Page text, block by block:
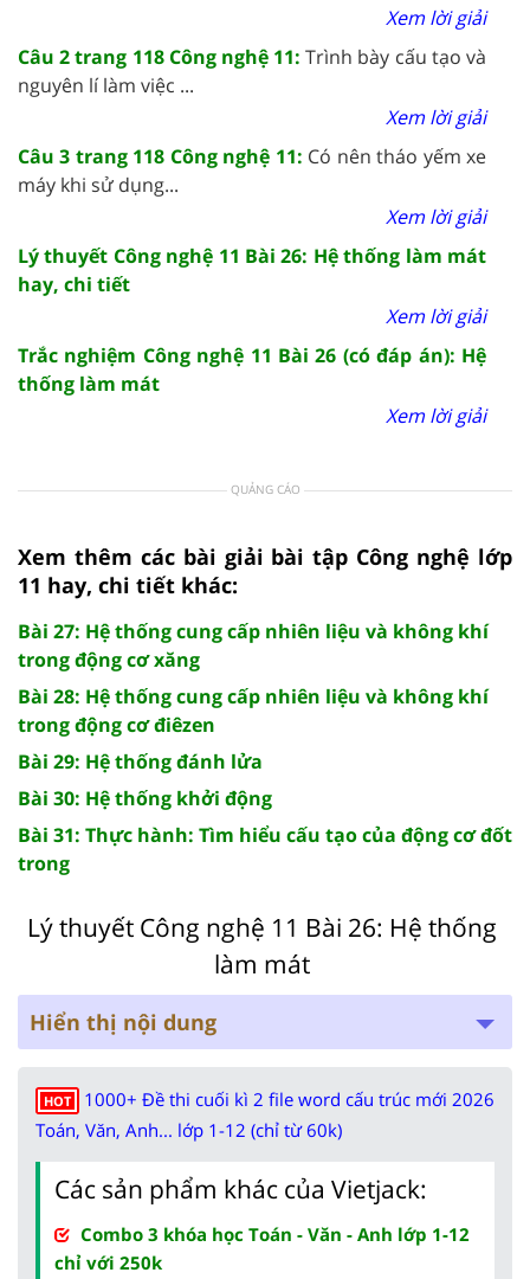
Xem lời giải
Câu 2 trang 118 Công nghệ 11: Trình bày cấu tạo và
nguyên lí làm việc ...
Xem lời giải
Câu 3 trang 118 Công nghệ 11: Có nên tháo yếm xe
máy khi sử dụng...
Xem lời giải
Lý thuyết Công nghệ 11 Bài 26: Hệ thống làm mát
hay, chi tiết
Xem lời giải
Trắc nghiệm Công nghệ 11 Bài 26 (có đáp án): Hệ
thống làm mát
Xem lời giải
QUẢNG CÁO
Xem thêm các bài giải bài tập Công nghệ lớp
11 hay, chi tiết khác:
Bài 27: Hệ thống cung cấp nhiên liệu và không khí
trong động cơ xăng
Bài 28: Hệ thống cung cấp nhiên liệu và không khí
trong động cơ điêzen
Bài 29: Hệ thống đánh lửa
Bài 30: Hệ thống khởi động
Bài 31: Thực hành: Tìm hiểu cấu tạo của động cơ đốt
trong
Lý thuyết Công nghệ 11 Bài 26: Hệ thống
làm mát
Hiển thị nội dung
HOT
1000+ Đề thi cuối kì 2 file word cấu trúc mới 2026
Toán, Văn, Anh... lớp 1-12 (chỉ từ 60k)
Các sản phẩm khác của Vietjack:
Combo 3 khóa học Toán - Văn - Anh lớp 1-12
chỉ với 250k